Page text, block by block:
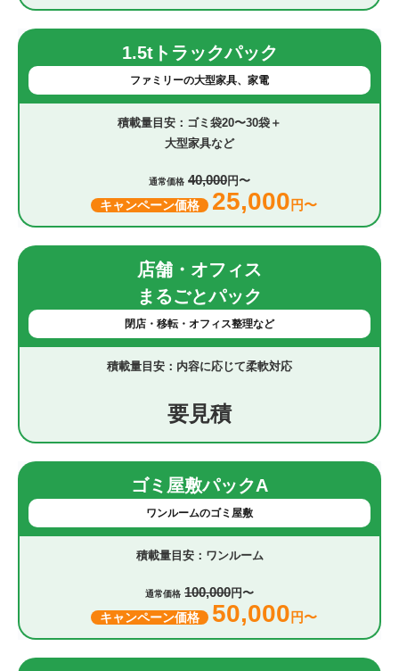
1.5tトラックパック
ファミリーの大型家具、家電
ゴミ袋20〜30袋＋
大型家具など
通常価格 40,000円〜
キャンペーン価格 25,000 円〜
店舗・オフィス
まるごとパック
閉店・移転・オフィス整理など
内容に応じて柔軟対応
要見積
ゴミ屋敷パックA
ワンルームのゴミ屋敷
ワンルーム
通常価格 100,000円〜
キャンペーン価格 50,000 円〜